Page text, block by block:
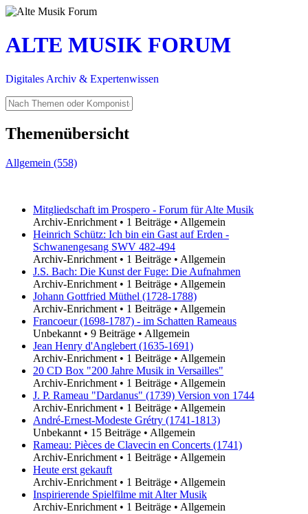
ALTE MUSIK FORUM
Digitales Archiv & Expertenwissen
Themenübersicht
Allgemein (558)
Mitgliedschaft im Prospero - Forum für Alte Musik
Archiv-Enrichment • 1 Beiträge • Allgemein
Heinrich Schütz: Ich bin ein Gast auf Erden -
Schwanengesang SWV 482-494
Archiv-Enrichment • 1 Beiträge • Allgemein
J.S. Bach: Die Kunst der Fuge: Die Aufnahmen
Archiv-Enrichment • 1 Beiträge • Allgemein
Johann Gottfried Müthel (1728-1788)
Archiv-Enrichment • 1 Beiträge • Allgemein
Francoeur (1698-1787) - im Schatten Rameaus
Unbekannt • 9 Beiträge • Allgemein
Jean Henry d'Anglebert (1635-1691)
Archiv-Enrichment • 1 Beiträge • Allgemein
20 CD Box "200 Jahre Musik in Versailles"
Archiv-Enrichment • 1 Beiträge • Allgemein
J. P. Rameau "Dardanus" (1739) Version von 1744
Archiv-Enrichment • 1 Beiträge • Allgemein
André-Ernest-Modeste Grétry (1741-1813)
Unbekannt • 15 Beiträge • Allgemein
Rameau: Pièces de Clavecin en Concerts (1741)
Archiv-Enrichment • 1 Beiträge • Allgemein
Heute erst gekauft
Archiv-Enrichment • 1 Beiträge • Allgemein
Inspirierende Spielfilme mit Alter Musik
Archiv-Enrichment • 1 Beiträge • Allgemein